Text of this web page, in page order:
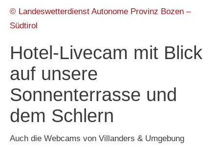
© Landeswetterdienst Autonome Provinz Bozen –
Südtirol
Hotel-Livecam mit Blick
auf unsere
Sonnenterrasse und
dem Schlern
Auch die Webcams von Villanders & Umgebung